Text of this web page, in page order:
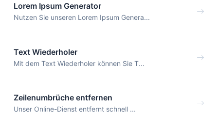
Lorem Ipsum Generator
Nutzen Sie unseren Lorem Ipsum Genera...
Text Wiederholer
Mit dem Text Wiederholer können Sie T...
Zeilenumbrüche entfernen
Unser Online-Dienst entfernt schnell ...